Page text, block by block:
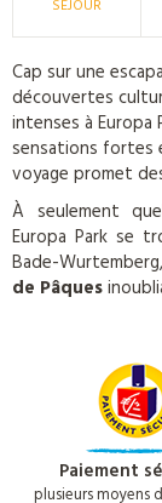
SÉJOUR
Cap sur une
découvertes
intenses à Europa
sensations fortes
voyage promet
À seulement
Europa Park se
Bade-
de Pâques
Paiement
plusieurs moyens